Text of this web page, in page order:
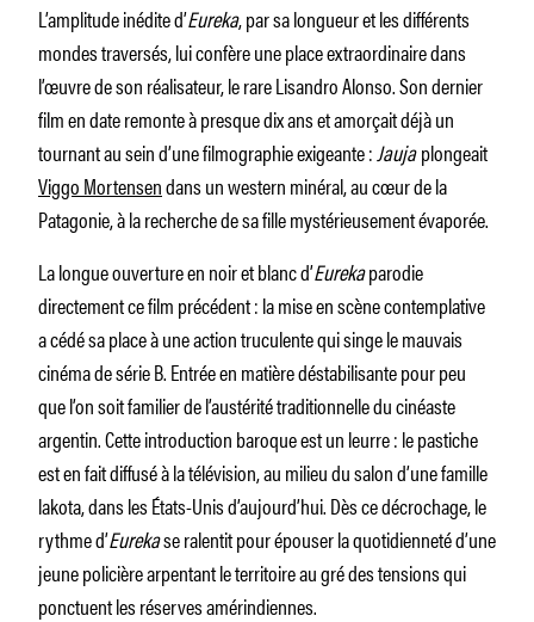
L’amplitude inédite d’Eureka, par sa longueur et les différents
mondes traversés, lui confère une place extraordinaire dans
l’œuvre de son réalisateur, le rare Lisandro Alonso. Son dernier
film en date remonte à presque dix ans et amorçait déjà un
tournant au sein d’une filmographie exigeante :Jaujaplongeait
Viggo Mortensendans un western minéral, au cœur de la
Patagonie, à la recherche de sa fille mystérieusement évaporée.
La longue ouverture en noir et blanc d’Eurekaparodie
directement ce film précédent : la mise en scène contemplative
a cédé sa place à une action truculente qui singe le mauvais
cinéma de série B. Entrée en matière déstabilisante pour peu
que l’on soit familier de l’austérité traditionnelle du cinéaste
argentin. Cette introduction baroque est un leurre : le pastiche
est en fait diffusé à la télévision, au milieu du salon d’une famille
lakota, dans les États-Unis d’aujourd’hui. Dès ce décrochage, le
rythme d’Eurekase ralentit pour épouser la quotidienneté d’une
jeune policière arpentant le territoire au gré des tensions qui
ponctuent les réserves amérindiennes.